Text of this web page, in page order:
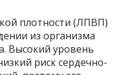
плотности (ЛПВП)
из организма
Высокий уровень
риск сердечно-